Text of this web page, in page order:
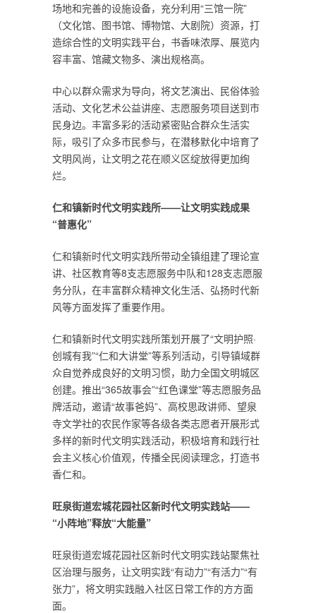
场地和完善的设施设备，充分利用“三馆一院”
（文化馆、图书馆、博物馆、大剧院）资源，打
造综合性的文明实践平台，书香味浓厚、展览内
容丰富、馆藏文物多、演出规格高。
中心以群众需求为导向，将文艺演出、民俗体验
活动、文化艺术公益讲座、志愿服务项目送到市
民身边。丰富多彩的活动紧密贴合群众生活实
际，吸引了众多市民参与，在潜移默化中培育了
文明风尚，让文明之花在顺义区绽放得更加绚
烂。
仁和镇新时代文明实践所——让文明实践成果
“普惠化”
仁和镇新时代文明实践所带动全镇组建了理论宣
讲、社区教育等8支志愿服务中队和128支志愿服
务分队，在丰富群众精神文化生活、弘扬时代新
风等方面发挥了重要作用。
仁和镇新时代文明实践所策划开展了“文明护照·
创城有我”“仁和大讲堂”等系列活动，引导镇域群
众自觉养成良好的文明习惯，助力全国文明城区
创建。推出“365故事会”“红色课堂”等志愿服务品
牌活动，邀请“故事爸妈”、高校思政讲师、望泉
寺文学社的农民作家等各级各类志愿者开展形式
多样的新时代文明实践活动，积极培育和践行社
会主义核心价值观，传播全民阅读理念，打造书
香仁和。
旺泉街道宏城花园社区新时代文明实践站——
“小阵地”释放“大能量”
旺泉街道宏城花园社区新时代文明实践站聚焦社
区治理与服务，让文明实践“有动力”“有活力”“有
张力”，将文明实践融入社区日常工作的方方面
面。